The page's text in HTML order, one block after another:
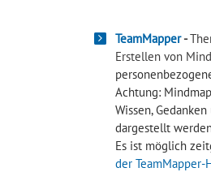
TeamMapper-
Erstellen von
Achtung:
Wissen,
dargestellt
Es ist möglich
der TeamMapper-